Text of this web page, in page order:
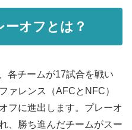
オフとは？
各チームが17試合を戦い
ァレンス（AFCとNFC）
フに進出します。プレーオ
、勝ち進んだチームがスー